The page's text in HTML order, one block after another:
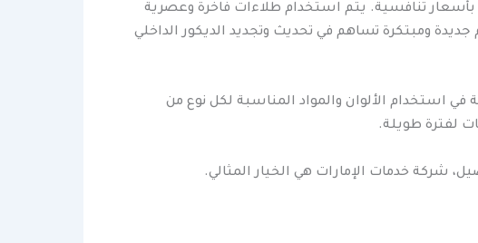
بأسعار تنافسية. يتم استخدام طلاءات فاخرة وعصرية
ومبتكرة تساهم في تحديث وتجديد الديكور الداخلي
استخدام الألوان والمواد المناسبة لكل نوع من
لفترة طويلة.
شركة خدمات الإمارات هي الخيار المثالي.